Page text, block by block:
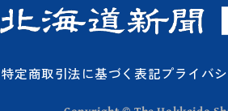
特定商取引法に基づく表記プライバ